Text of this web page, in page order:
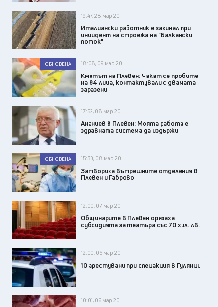
19:47, 28 мар 20
Италиански работник е загинал при
инцидент на строежа на "Балкански
поток"
ОБНОВЕНА 18:08, 09 мар 20
Кметът на Плевен: Чакат се пробите
на 84 лица, контактували с двамата
заразени
17:52, 08 мар 20
Ананиев в Плевен: Моята работа е
здравната система да издържи
ОБНОВЕНА 15:30, 08 мар 20
Затвориха вътрешните отделения в
Плевен и Габрово
12:00, 07 мар 20
Общинарите в Плевен орязаха
субсидията за театъра със 70 хил. лв.
12:00, 06 мар 20
10 арестувани при спецакция в Гулянци
10:01, 06 мар 20